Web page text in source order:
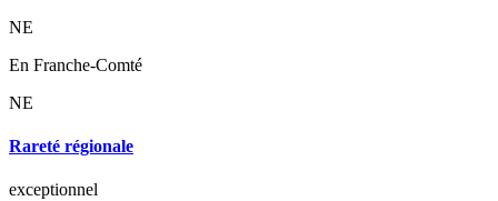
NE
En Franche-Comté
NE
Rareté régionale
exceptionnel